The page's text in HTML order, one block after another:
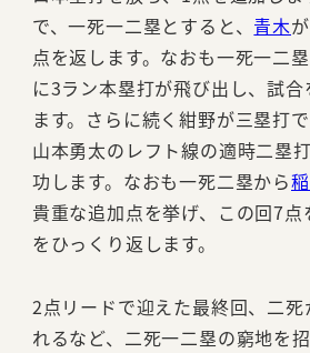
で、一死一二塁とすると、 青木
点を返します。なおも一死一二
に3ラン本塁打が飛び出し、試
ます。さらに続く紺野が三塁打
山本勇太のレフト線の適時二塁
功します。なおも一死二塁から
貴重な追加点を挙げ、この回7
をひっくり返します。
2点リードで迎えた最終回、二
れるなど、二死一二塁の窮地を